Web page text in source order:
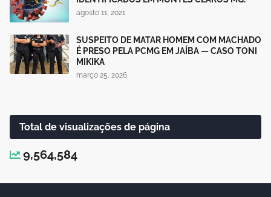
agosto 11, 2021
SUSPEITO DE MATAR HOMEM COM MACHADO
É PRESO PELA PCMG EM JAÍBA — CASO TONI
MIKIKA
março 25, 2026
Total de visualizações de página
9,564,584